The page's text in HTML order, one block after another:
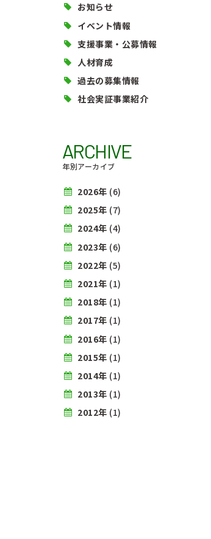
お知らせ
イベント情報
支援事業・公募情報
人材育成
過去の募集情報
社会実証事業紹介
ARCHIVE
年別アーカイブ
2026年 (6)
2025年 (7)
2024年 (4)
2023年 (6)
2022年 (5)
2021年 (1)
2018年 (1)
2017年 (1)
2016年 (1)
2015年 (1)
2014年 (1)
2013年 (1)
2012年 (1)